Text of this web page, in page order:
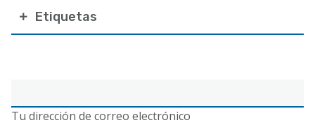
electrónico
Tu dirección de correo electrónico
Etiquetas